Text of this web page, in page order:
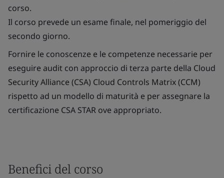
corso.
Il corso prevede un esame finale, nel pomeriggio del
secondo giorno.
Fornire le conoscenze e le competenze necessarie per
eseguire audit con approccio di terza parte della Cloud
Security Alliance (CSA) Cloud Controls Matrix (CCM)
rispetto ad un modello di maturità e per assegnare la
certificazione CSA STAR ove appropriato.
Benefici del corso